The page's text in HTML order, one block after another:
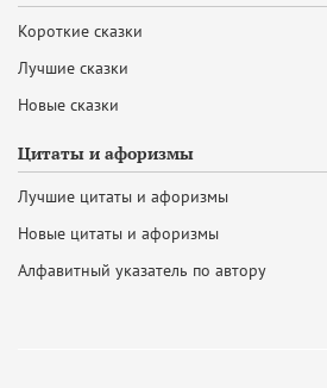
Короткие сказки
Лучшие сказки
Новые сказки
Цитаты и афоризмы
Лучшие цитаты и афоризмы
Новые цитаты и афоризмы
Алфавитный указатель по автору